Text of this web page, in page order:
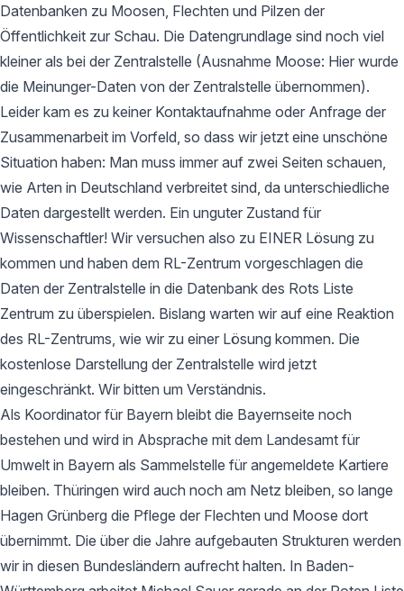
Datenbanken zu Moosen, Flechten und Pilzen der
Öffentlichkeit zur Schau. Die Datengrundlage sind noch viel
kleiner als bei der Zentralstelle (Ausnahme Moose: Hier wurde
die Meinunger-Daten von der Zentralstelle übernommen).
Leider kam es zu keiner Kontaktaufnahme oder Anfrage der
Zusammenarbeit im Vorfeld, so dass wir jetzt eine unschöne
Situation haben: Man muss immer auf zwei Seiten schauen,
wie Arten in Deutschland verbreitet sind, da unterschiedliche
Daten dargestellt werden. Ein unguter Zustand für
Wissenschaftler! Wir versuchen also zu EINER Lösung zu
kommen und haben dem RL-Zentrum vorgeschlagen die
Daten der Zentralstelle in die Datenbank des Rots Liste
Zentrum zu überspielen. Bislang warten wir auf eine Reaktion
des RL-Zentrums, wie wir zu einer Lösung kommen. Die
kostenlose Darstellung der Zentralstelle wird jetzt
eingeschränkt. Wir bitten um Verständnis.
Als Koordinator für Bayern bleibt die Bayernseite noch
bestehen und wird in Absprache mit dem Landesamt für
Umwelt in Bayern als Sammelstelle für angemeldete Kartiere
bleiben. Thüringen wird auch noch am Netz bleiben, so lange
Hagen Grünberg die Pflege der Flechten und Moose dort
übernimmt. Die über die Jahre aufgebauten Strukturen werden
wir in diesen Bundesländern aufrecht halten. In Baden-